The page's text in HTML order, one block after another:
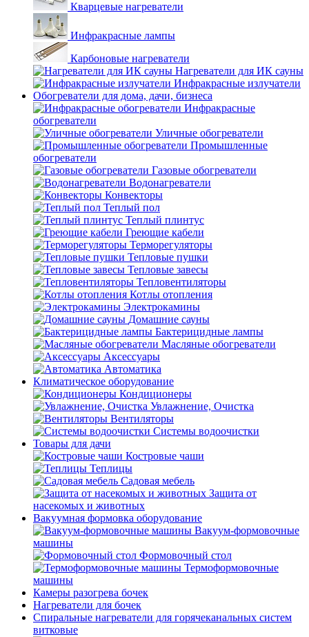
Кварцевые нагреватели
Инфракрасные лампы
Карбоновые нагреватели
Нагреватели для ИК сауны
Инфракрасные излучатели
Обогреватели для дома, дачи, бизнеса
Инфракрасные
обогреватели
Уличные обогреватели
Промышленные
обогреватели
Газовые обогреватели
Водонагреватели
Конвекторы
Теплый пол
Теплый плинтус
Греющие кабели
Терморегуляторы
Тепловые пушки
Тепловые завесы
Тепловентиляторы
Котлы отопления
Электрокамины
Домашние сауны
Бактерицидные лампы
Масляные обогреватели
Аксессуары
Автоматика
Климатическое оборудование
Кондиционеры
Увлажнение, Очистка
Вентиляторы
Системы водоочистки
Товары для дачи
Костровые чаши
Теплицы
Садовая мебель
Защита от
насекомых и животных
Вакуумная формовка оборудование
Вакуум-формовочные
машины
Формовочный стол
Термоформовочные
машины
Камеры разогрева бочек
Нагреватели для бочек
Спиральные нагреватели для горячеканальных систем
витковые